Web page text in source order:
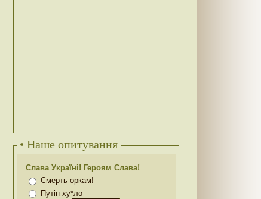
• Наше опитування
Слава Україні! Героям Слава!
Смерть оркам!
Путін ху*ло